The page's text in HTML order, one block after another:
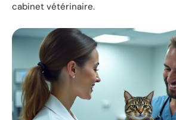
cabinet vétérinaire.